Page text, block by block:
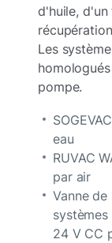
d'huile,
Les
pompe.
eau
RUVAC
par air
Vanne
24 V CC